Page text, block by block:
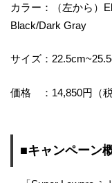
カラー：（左から）
Black/Dark Gray
サイズ：
価格 ：14,850円（税
■キャンペーン